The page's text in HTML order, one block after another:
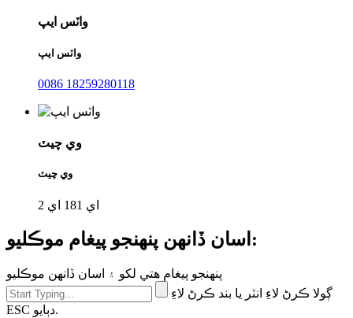
واٽس ايپ
واٽس ايپ
0086 18259280118
وي چيٽ
وي چيٽ
اي 181 اي 2
اسان ڏانهن پنهنجو پيغام موڪليو:
پنهنجو پيغام هتي لکو ۽ اسان ڏانهن موڪليو
ڳولا ڪرڻ لاءِ انٽر يا بند ڪرڻ لاءِ
ESC دٻايو.